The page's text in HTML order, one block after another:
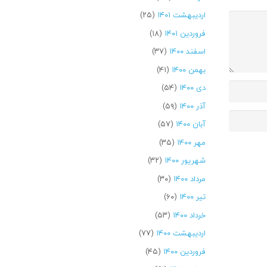
اردیبهشت ۱۴۰۱
(۲۵)
فروردین ۱۴۰۱
(۱۸)
اسفند ۱۴۰۰
(۳۷)
بهمن ۱۴۰۰
(۴۱)
دی ۱۴۰۰
(۵۴)
آذر ۱۴۰۰
(۵۹)
آبان ۱۴۰۰
(۵۷)
مهر ۱۴۰۰
(۳۵)
شهریور ۱۴۰۰
(۳۲)
مرداد ۱۴۰۰
(۳۰)
تیر ۱۴۰۰
(۶۰)
خرداد ۱۴۰۰
(۵۳)
اردیبهشت ۱۴۰۰
(۷۷)
فروردین ۱۴۰۰
(۴۵)